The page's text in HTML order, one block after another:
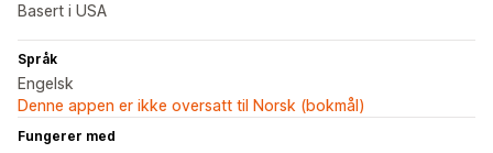
Basert i USA
Språk
Engelsk
Denne appen er ikke oversatt til Norsk (bokmål)
Fungerer med